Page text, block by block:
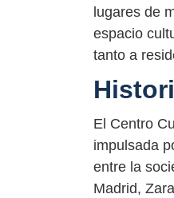
lugares de
espacio
tanto a
El Centro
impulsada
entre la
Madrid,